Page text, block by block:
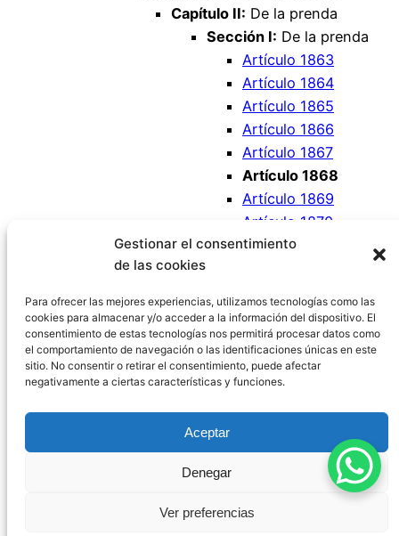
Gestionar el consentimiento
de las cookies
Para ofrecer las mejores experiencias, utilizamos tecnologías como las
cookies para almacenar y/o acceder a la información del dispositivo. El
consentimiento de estas tecnologías nos permitirá procesar datos como
el comportamiento de navegación o las identificaciones únicas en este
sitio. No consentir o retirar el consentimiento, puede afectar
negativamente a ciertas características y funciones.
Aceptar
Denegar
Ver preferencias
Capítulo II: De la prenda
Sección I: De la prenda
Artículo 1863
Artículo 1864
Artículo 1865
Artículo 1866
Artículo 1867
Artículo 1868
Artículo 1869
Artículo 1870
Artículo 1871
Política de Privacidad
Política de
Contacto